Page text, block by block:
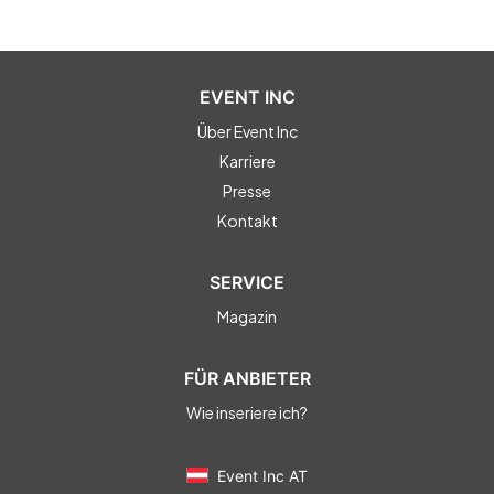
EVENT INC
Über Event Inc
Karriere
Presse
Kontakt
SERVICE
Magazin
FÜR ANBIETER
Wie inseriere ich?
Event Inc AT